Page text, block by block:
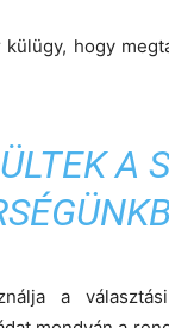
hogy
A
a választási